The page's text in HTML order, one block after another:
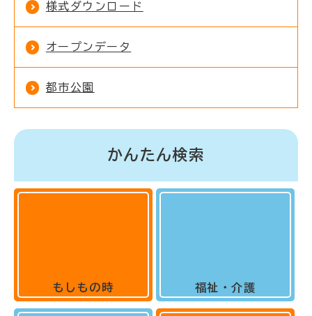
様式ダウンロード
オープンデータ
都市公園
かんたん検索
もしもの時 福祉・介護